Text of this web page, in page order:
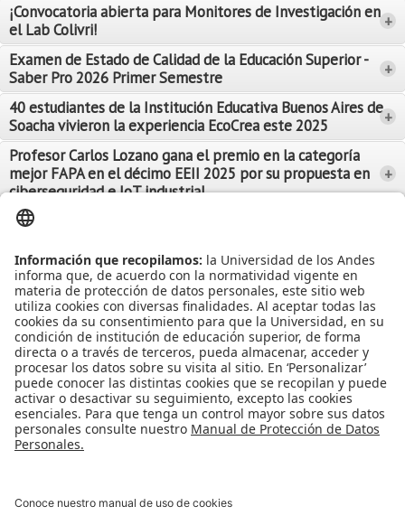
Leer Más
Leer Más
Leer Más
¡Convocatoria abierta para Monitores de Investigación en
el Lab Colivri!
+
Leer Más
Examen de Estado de Calidad de la Educación Superior -
Saber Pro 2026 Primer Semestre
+
Leer Más
40 estudiantes de la Institución Educativa Buenos Aires de
Soacha vivieron la experiencia EcoCrea este 2025
+
Leer Más
Profesor Carlos Lozano gana el premio en la categoría
mejor FAPA en el décimo EEII 2025 por su propuesta en
ciberseguridad e IoT industrial
+
Leer Más
Ver más Noticias...
Ver más Eventos...
Apoyo Financiero
Reconocimiento como Universidad: Decreto 1297 del 30 de mayo de